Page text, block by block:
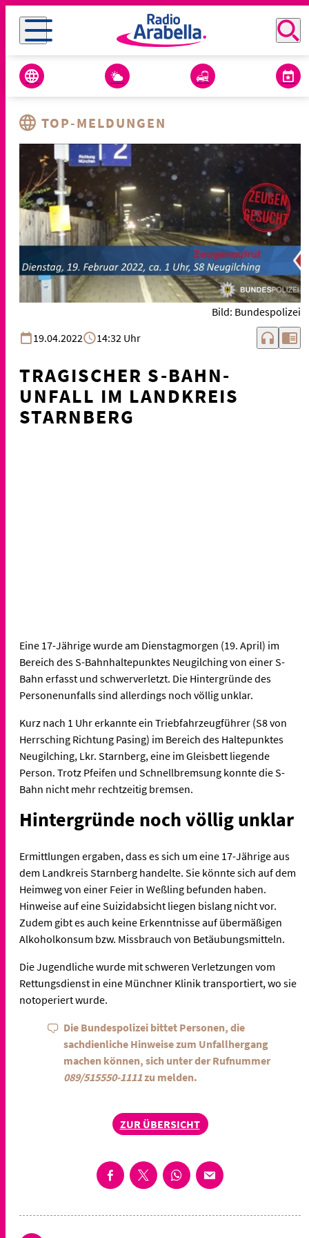
TOP-MELDUNGEN
Bild: Bundespolizei
19.04.2022
14:32 Uhr headphones chrome_reader_mode
TRAGISCHER S-BAHN-
UNFALL IM LANDKREIS
STARNBERG
Eine 17-Jährige wurde am Dienstagmorgen (19. April) im
Bereich des S-Bahnhaltepunktes Neugilching von einer S-
Bahn erfasst und schwerverletzt. Die Hintergründe des
Personenunfalls sind allerdings noch völlig unklar.
Kurz nach 1 Uhr erkannte ein Triebfahrzeugführer (S8 von
Herrsching Richtung Pasing) im Bereich des Haltepunktes
Neugilching, Lkr. Starnberg, eine im Gleisbett liegende
Person. Trotz Pfeifen und Schnellbremsung konnte die S-
Bahn nicht mehr rechtzeitig bremsen.
Hintergründe noch völlig unklar
Ermittlungen ergaben, dass es sich um eine 17-Jährige aus
dem Landkreis Starnberg handelte. Sie könnte sich auf dem
Heimweg von einer Feier in Weßling befunden haben.
Hinweise auf eine Suizidabsicht liegen bislang nicht vor.
Zudem gibt es auch keine Erkenntnisse auf übermäßigen
Alkoholkonsum bzw. Missbrauch von Betäubungsmitteln.
Die Jugendliche wurde mit schweren Verletzungen vom
Rettungsdienst in eine Münchner Klinik transportiert, wo sie
notoperiert wurde.
Die Bundespolizei bittet Personen, die
sachdienliche Hinweise zum Unfallhergang
machen können, sich unter der Rufnummer
089/515550-1111 zu melden.
ZUR ÜBERSICHT